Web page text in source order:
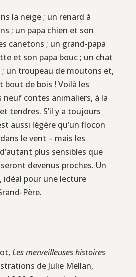
la neige ; un renard à
; un papa chien et son
canetons ; un grand-papa
et son papa bouc ; un chat
un troupeau de moutons et,
bout de bois ! Voilà les
neuf contes animaliers, à la
tendres. S’il y a toujours
aussi légère qu’un flocon
le vent – mais les
plus sensibles que
devenus proches. Un
pour une lecture
Père.
Les merveilleuses histoires
de Julie Mellan,